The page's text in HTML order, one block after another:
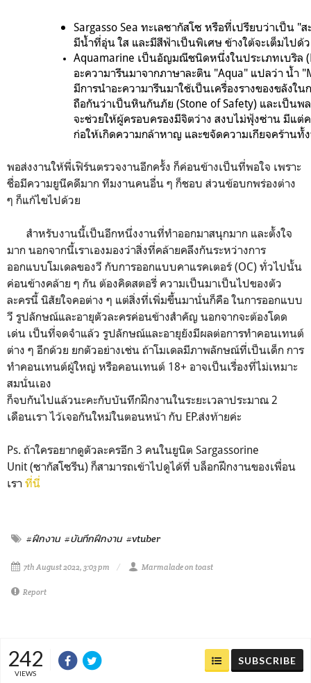
Sargasso Sea ทะเลซากัสโซ หรือที่เปรียบว่าเป็น
มีน้ำที่อุ่น ใส และมีสีฟ้าเป็นพิเศษ ข้างใต้จะเต็มไป
Aquamarine เป็นอัญมณีชนิดหนึ่งในประเภทเบริล
อะความารีนมาจากภาษาละติน "Aqua" แปลว่า น้ำ
มีการนำอะความารีนมาใช้เป็นเครื่องรางของขลังใ
ถือกันว่าเป็นหินกันภัย (Stone of Safety) และเป็น
จะช่วยให้ผู้ครอบครองมีจิตว่าง สงบไม่ฟุ้งซ่าน มีแต่
ก่อให้เกิดความกล้าหาญ และขจัดความเกียจคร้านทั้
พอส่งงานให้พี่เฟิร์นตรวจงานอีกครั้ง ก็ค่อนข้างเป็นที่พอใจ เพราะ
ชื่อมีความยูนีคดีมาก ทีมงานคนอื่น ๆ ก็ชอบ ส่วนข้อบกพร่องต่าง
ๆ ก็แก้ไขไปด้วย
สำหรับงานนี้เป็นอีกหนึ่งงานที่ทำออกมาสนุกมาก และตั้งใจ
มาก นอกจากนี้เราเองมองว่าสิ่งที่คล้ายคลึงกันระหว่างการ
ออกแบบโมเดลของวี กับการออกแบบคาแรคเตอร์ (OC) ทั่วไปนั้น
ค่อนข้างคล้าย ๆ กัน ต้องคิดสตอรี่ ความเป็นมาเป็นไปของตัว
ละครนี้ นิสัยใจคอต่าง ๆ แต่สิ่งที่เพิ่มขึ้นมานั่นก็คือ ในการออกแบบ
วี รูปลักษณ์และอายุตัวละครค่อนข้างสำคัญ นอกจากจะต้องโดด
เด่น เป็นที่จดจำแล้ว รูปลักษณ์และอายุยังมีผลต่อการทำคอนเทนต์
ต่าง ๆ อีกด้วย ยกตัวอย่างเช่น ถ้าโมเดลมีภาพลักษณ์ที่เป็นเด็ก การ
ทำคอนเทนต์ผู้ใหญ่ หรือคอนเทนต์ 18+ อาจเป็นเรื่องที่ไม่เหมาะ
สมนั่นเอง
ก็จบกันไปแล้วนะคะกับบันทึกฝึกงานในระยะเวลาประมาณ 2
เดือนเรา ไว้เจอกันใหม่ในตอนหน้า กับ EP.ส่งท้ายค่ะ
Ps. ถ้าใครอยากดูตัวละครอีก 3 คนในยูนิต Sargassorine
Unit (ซากัสโซรีน) ก็สามารถเข้าไปดูได้ที่ บล็อกฝึกงานของเพื่อน
เรา ที่นี่
#ฝึกงาน #บันทึกฝึกงาน #vtuber
7th August 2022, 3:03 pm Marmalade on toast
Report
242
VIEWS
SUBSCRIBE